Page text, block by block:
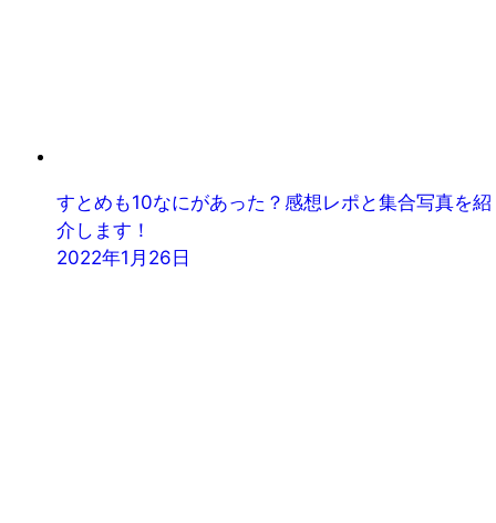
すとめも10なにがあった？感想レポと集合写真を紹
介します！
2022年1月26日